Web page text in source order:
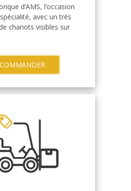
d’AMS, l’occasion
avec un très
chariots visibles sur
COMMANDER